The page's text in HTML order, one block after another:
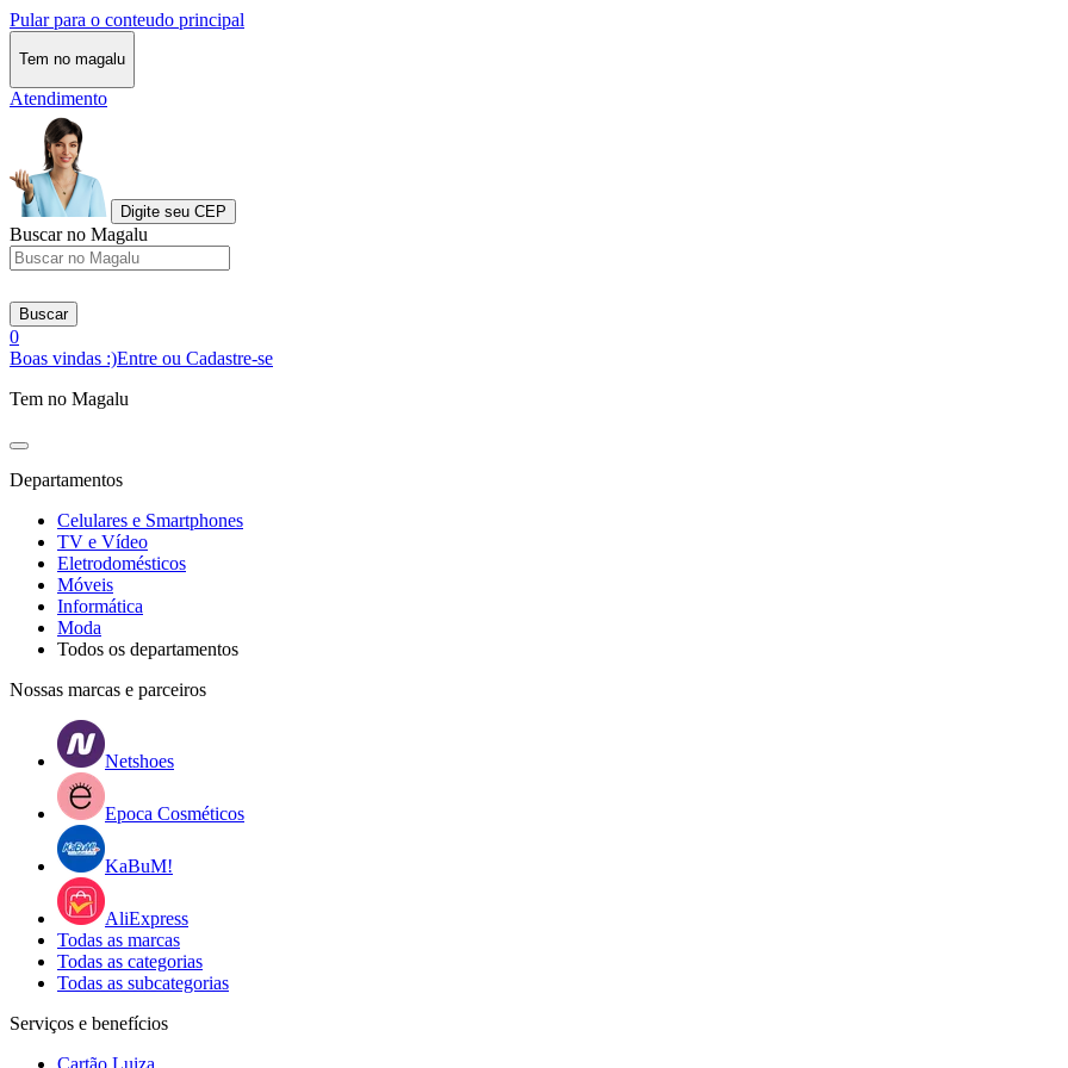
Pular para o conteudo principal
Tem no magalu
Atendimento
Digite seu CEP
Buscar no Magalu
Buscar
0
Boas vindas :)Entre ou Cadastre-se
Tem no Magalu
Departamentos
Celulares e Smartphones
TV e Vídeo
Eletrodomésticos
Móveis
Informática
Moda
Todos os departamentos
Nossas marcas e parceiros
Netshoes
Epoca Cosméticos
KaBuM!
AliExpress
Todas as marcas
Todas as categorias
Todas as subcategorias
Serviços e benefícios
Cartão Luiza